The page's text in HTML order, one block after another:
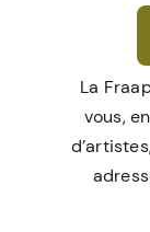
La
vous,